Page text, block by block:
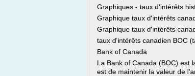
Graphiques - taux d'intérêts
Graphique taux d'intérêts
Graphique taux d'intérêts
taux d'intérêts canadien BOC
Bank of Canada
La Bank of Canada (BOC) est
est de maintenir la valeur de